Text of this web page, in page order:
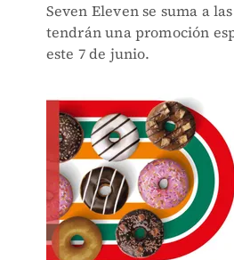
Seven Eleven se suma a
tendrán una promoción
este 7 de junio.